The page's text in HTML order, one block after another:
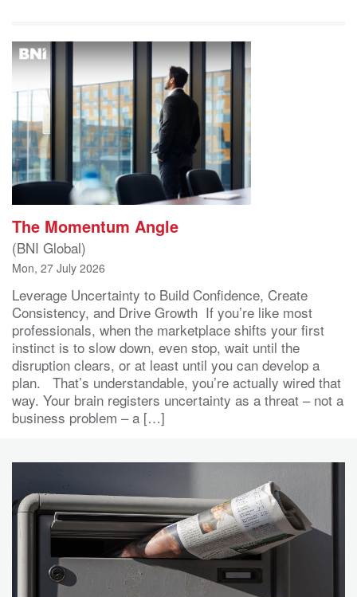
The Momentum Angle
(BNI Global)
Mon, 27 July 2026
Leverage Uncertainty to Build Confidence, Create
Consistency, and Drive Growth If you’re like most
professionals, when the marketplace shifts your first
instinct is to slow down, even stop, wait until the
disruption clears, or at least until you can develop a
plan. That’s understandable, you’re actually wired that
way. Your brain registers uncertainty as a threat – not a
business problem – a […]